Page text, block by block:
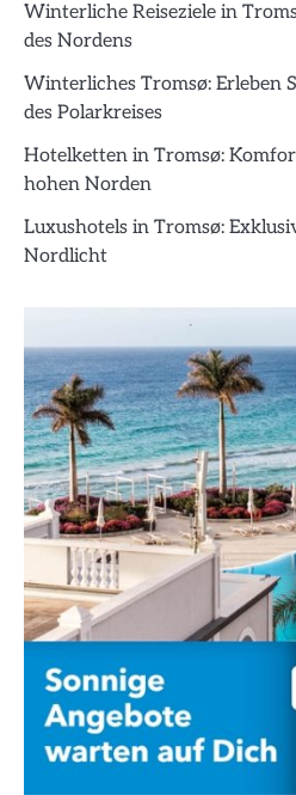
Winterliche Reiseziele in
des Nordens
Winterliches Tromsø: Erleben
des Polarkreises
Hotelketten in Tromsø:
hohen Norden
Luxushotels in Tromsø:
Nordlicht